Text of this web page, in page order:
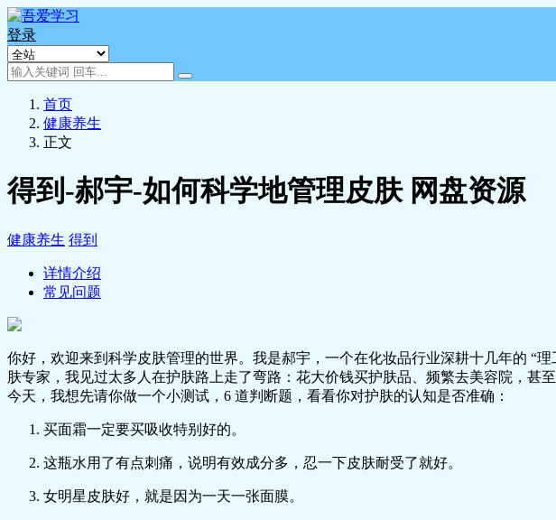
登录
首页
健康养生
正文
得到-郝宇-如何科学地管理皮肤 网盘资源
健康养生 得到
详情介绍
常见问题
你好，欢迎来到科学皮肤管理的世界。我是郝宇，一个在化妆品行业深耕十几年的
肤专家，我见过太多人在护肤路上走了弯路：花大价钱买护肤品、频繁去美容院，甚
今天，我想先请你做一个小测试，6 道判断题，看看你对护肤的认知是否准确：
买面霜一定要买吸收特别好的。
这瓶水用了有点刺痛，说明有效成分多，忍一下皮肤耐受了就好。
女明星皮肤好，就是因为一天一张面膜。